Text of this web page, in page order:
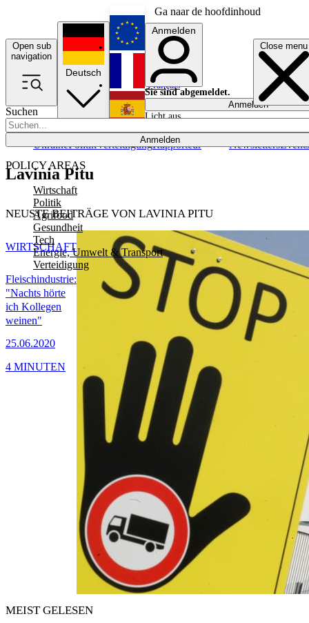
Ga naar de hoofdinhoud
Open sub
navigation
Close menu
Suchen
Anmelden
POLICY AREAS
Wirtschaft
Politik
Agrifood
Gesundheit
Tech
Energie, Umwelt & Transport
Verteidigung
UkrainePolitikVerteidigungRapporteur NewslettersEvents
Deutsch
English
Français
Anmelden
Sie sind abgemeldet.
Anmelden
Licht aus
Lavinia Pitu
NEUSTE BEITRÄGE VON LAVINIA PITU
Fleischindustrie:
"Nachts hörte
ich Kollegen
weinen"
25.06.2020
WIRTSCHAFT
4 MINUTEN
MEIST GELESEN